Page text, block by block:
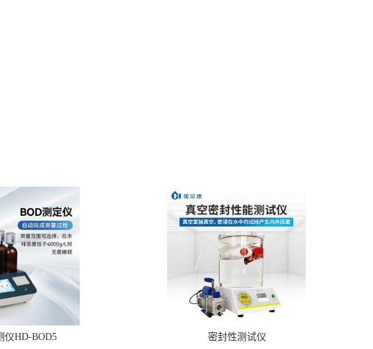
仪HD-BOD5 密封性测试仪